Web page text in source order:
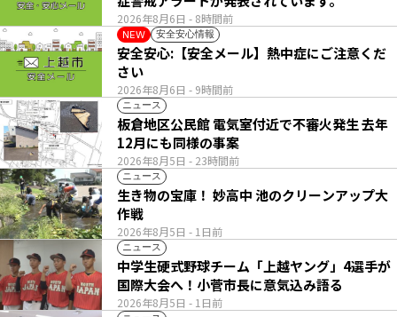
2026年8月6日 - 8時間前
NEW 安全安心情報
2026年8月6日 - 9時間前
安全安心:【安全メール】熱中症にご注意くだ
さい
ニュース
2026年8月5日 - 23時間前
板倉地区公民館 電気室付近で不審火発生 去年
12月にも同様の事案
ニュース
2026年8月5日 - 1日前
生き物の宝庫！ 妙高中 池のクリーンアップ大
作戦
ニュース
2026年8月5日 - 1日前
中学生硬式野球チーム「上越ヤング」4選手が
国際大会へ！小菅市長に意気込み語る